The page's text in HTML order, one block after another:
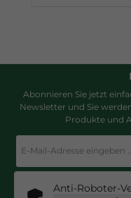
Abonnieren Sie jetzt
Newsletter und Sie
Produkte und
Mail-
Adresse
Anti-Roboter-